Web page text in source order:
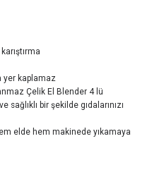
yer kaplamaz
Çelik El Blender 4 lü
sağlıklı bir şekilde gıdalarınızı
elde hem makinede yıkamaya